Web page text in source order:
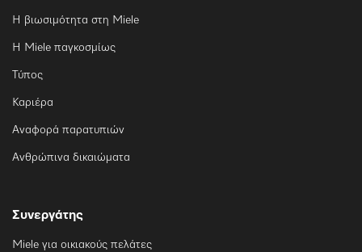
Η βιωσιμότητα στη Miele
Η Miele παγκοσμίως
Τύπος
Καριέρα
Αναφορά παρατυπιών
Ανθρώπινα δικαιώματα
Συνεργάτης
Miele για οικιακούς πελάτες